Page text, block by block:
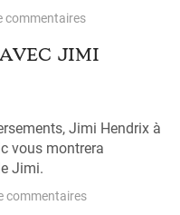
commentaires
AVEC JIMI
Jimi Hendrix à
vous montrera
Jimi.
commentaires